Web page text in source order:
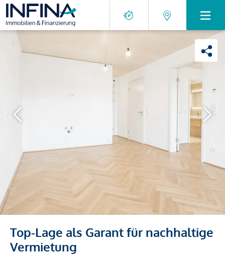
Top-Lage als Garant für nachhaltige
Vermietung